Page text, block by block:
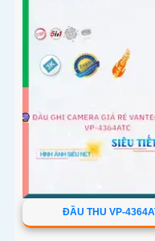
ĐẦU THU VP-